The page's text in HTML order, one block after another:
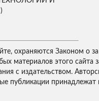
охраняются Законом о
материалов этого сайта
с издательством.
публикации принадлежат